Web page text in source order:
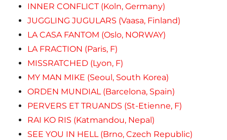
INNER CONFLICT (Koln, Germany)
JUGGLING JUGULARS (Vaasa, Finland)
LA CASA FANTOM (Oslo, NORWAY)
LA FRACTION (Paris, F)
MISSRATCHED (Lyon, F)
MY MAN MIKE (Seoul, South Korea)
ORDEN MUNDIAL (Barcelona, Spain)
PERVERS ET TRUANDS (St-Etienne, F)
RAI KO RIS (Katmandou, Nepal)
SEE YOU IN HELL (Brno, Czech Republic)